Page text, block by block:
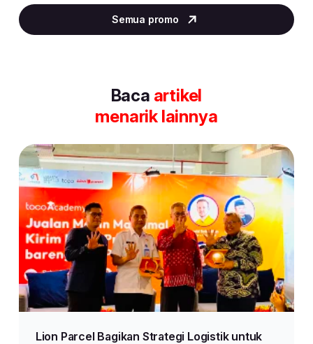
2
of
Semua promo
Baca artikel
menarik lainnya
Lion Parcel Bagikan Strategi Logistik untuk